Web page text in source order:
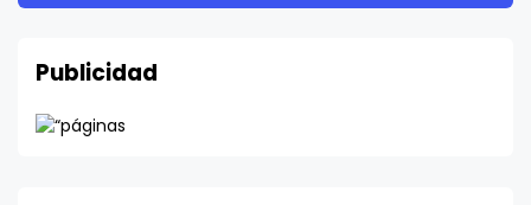
Publicidad